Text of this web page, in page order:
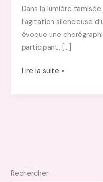
Dans la lumière tamisée
l’agitation silencieuse
évoque une
participant, […]
Bienveo
comment
dans
Lire la suite »
Rechercher